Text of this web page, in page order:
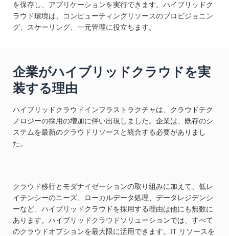
を保存し、アプリケーションを実行できます。ハイブリッドク
ラウド環境は、コンピューティングリソースのプロビジョニン
グ、スケーリング、一元管理に役立ちます。
企業がハイブリッドクラウドを実
装する理由
ハイブリッドクラウドインフラストラクチャは、クラウドテク
ノロジーの採用の増加に伴い出現しました。企業は、既存のシ
ステムを最新のクラウドリソースと統合する必要がありまし
た。
クラウド移行とモダナイゼーションの取り組みに加えて、低レ
イテンシーのニーズ、ローカルデータ処理、データレジデンシ
ーなど、ハイブリッドクラウドを採用する理由は他にも無数に
あります。ハイブリッドクラウドソリューションでは、すべて
のクラウドオプションを最大限に活用できます。IT リソースを